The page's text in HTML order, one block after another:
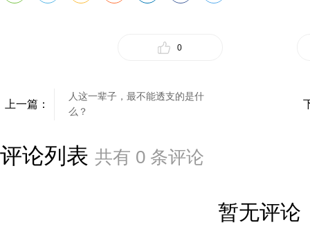
0
上一篇：
人这一辈子，最不能透支的是什
么？
评论列表 共有 0 条评论
暂无评论